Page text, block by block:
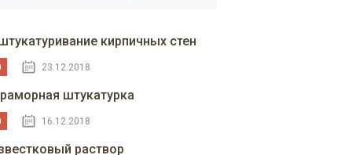
кирпичных стен
23.12.2018
штукатурка
16.12.2018
раствор